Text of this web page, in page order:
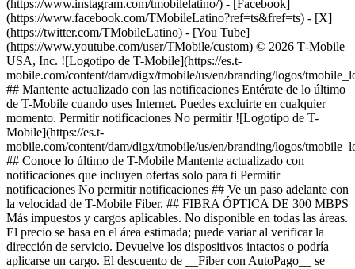
(https://www.instagram.com/tmobilelatino/) - [Facebook]
(https://www.facebook.com/TMobileLatino?ref=ts&fref=ts) - [X]
(https://twitter.com/TMobileLatino) - [You Tube]
(https://www.youtube.com/user/TMobile/custom) © 2026 T‑Mobile
USA, Inc. ![Logotipo de T-Mobile](https://es.t-
mobile.com/content/dam/digx/tmobile/us/en/branding/logos/
## Mantente actualizado con las notificaciones Entérate de lo último
de T-Mobile cuando uses Internet. Puedes excluirte en cualquier
momento. Permitir notificaciones No permitir ![Logotipo de T-
Mobile](https://es.t-
mobile.com/content/dam/digx/tmobile/us/en/branding/logos/
## Conoce lo último de T-Mobile Mantente actualizado con
notificaciones que incluyen ofertas solo para ti Permitir
notificaciones No permitir notificaciones ## Ve un paso adelante con
la velocidad de T-Mobile Fiber. ## FIBRA ÓPTICA DE 300 MBPS
Más impuestos y cargos aplicables. No disponible en todas las áreas.
El precio se basa en el área estimada; puede variar al verificar la
dirección de servicio. Devuelve los dispositivos intactos o podría
aplicarse un cargo. El descuento de __Fiber con AutoPago__ se